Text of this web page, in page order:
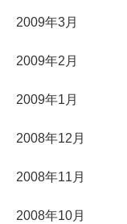
2009年3月
2009年2月
2009年1月
2008年12月
2008年11月
2008年10月